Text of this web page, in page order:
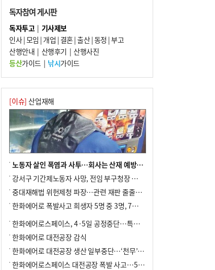
꺾일 듯
8
피란마을 67년 역사인데…전교생 24명 아
미초 통폐합 기로
9
외국인 선원 ‘인신매매 경유지’ 된 부산…
우려가 현실로
10 부산 청소년 극지탐험대 8인, 열흘간 북극
구석구석 누빈다
독자참여 게시판
독자투고| 기사제보
인사|모임 | 개업 | 결혼|출산|동정 |부고
산행안내 | 산행후기 | 산행사진
등산가이드| 낚시가이드
[이슈] 산업재해
노동자 살인 폭염과 사투…회사는 산재 예방·전기료 절감 전력
강서구 기간제노동자 사망, 전임 부구청장 檢 송치
중대재해법 위헌제청 파장…관련 재판 줄줄이 브레이크
한화에어로 폭발사고 희생자 5명 중 3명, 7일 영면
한화에어로스페이스, 4·5일 공정중단…특별 안전점검
한화에어로 대전공장 감식
한화에어로 대전공장 생산 일부중단…‘천무’ 수출 비상
한화에어로스페이스 대전공장 폭발 사고…5명 사망·2명 부상(종합)